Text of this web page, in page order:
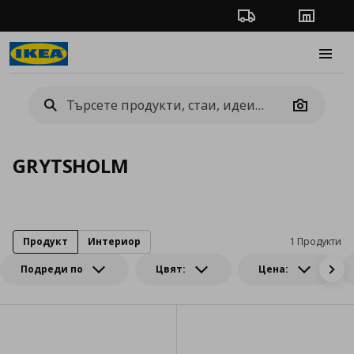
Проследяване на
Camera
GRYTSHOLM
Подреди по Цвят: Цена:
1 Продукти
Продукт Интериор